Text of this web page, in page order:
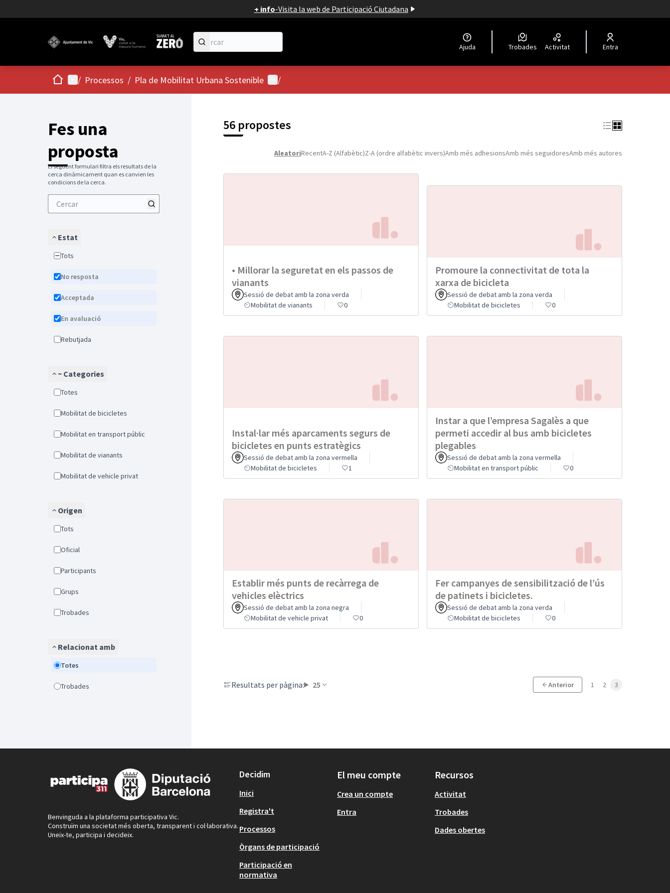
+ info-Visita la web de Participació Ciutadana
Ajuda Trobades Activitat Entra
Inici Menú principal
/ Processos / Pla de Mobilitat Urbana Sostenible Menú d'usuari
/
Fes una
proposta
El següent formulari filtra els resultats de la
cerca dinàmicament quan es canvien les
condicions de la cerca.
Estat
Tots
No resposta
Acceptada
En avaluació
Rebutjada
~ Categories
Totes
Mobilitat de bicicletes
Mobilitat en transport públic
Mobilitat de vianants
Mobilitat de vehicle privat
Origen
Tots
Oficial
Participants
Grups
Trobades
Relacionat amb
Totes
Trobades
56 propostes
AleatoriRecentA-Z (Alfabètic)Z-A (ordre alfabètic invers)Amb més adhesionsAmb més seguidoresAmb més autores
• Millorar la seguretat en els passos de
vianants
Sessió de debat amb la zona verda
Mobilitat de vianants
0
Promoure la connectivitat de tota la
xarxa de bicicleta
Sessió de debat amb la zona verda
Mobilitat de bicicletes
0
Instal·lar més aparcaments segurs de
bicicletes en punts estratègics
Sessió de debat amb la zona vermella
Mobilitat de bicicletes
1
Instar a que l’empresa Sagalès a que
permeti accedir al bus amb bicicletes
plegables
Sessió de debat amb la zona vermella
Mobilitat en transport públic
0
Establir més punts de recàrrega de
vehicles elèctrics
Sessió de debat amb la zona negra
Mobilitat de vehicle privat
0
Fer campanyes de sensibilització de l’ús
de patinets i bicicletes.
Sessió de debat amb la zona verda
Mobilitat de bicicletes
0
Resultats per pàgina: 25 Anterior 1 2 3
Benvinguda a la plataforma participativa Vic.
Construïm una societat més oberta, transparent i col·laborativa.
Uneix-te, participa i decideix.
Decidim
Inici
Registra't
Processos
Òrgans de participació
Participació en
normativa
El meu compte
Crea un compte
Entra
Recursos
Activitat
Trobades
Dades obertes